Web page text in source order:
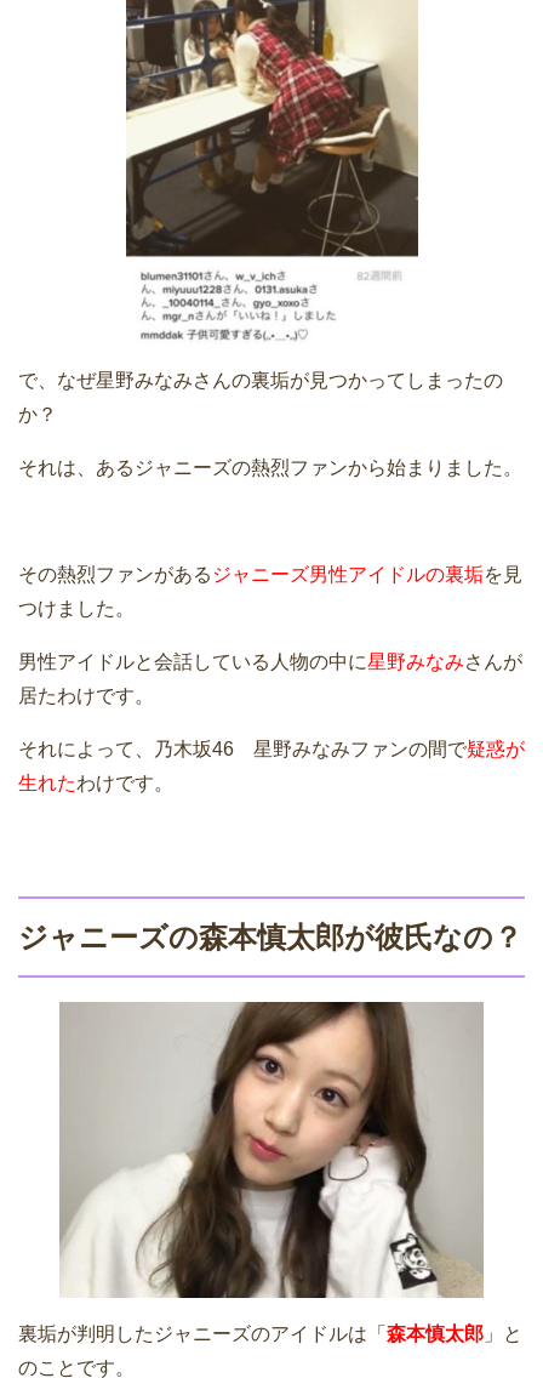
で、なぜ星野みなみさんの裏垢が見つかってしまったの
か？
それは、あるジャニーズの熱烈ファンから始まりました。
その熱烈ファンがある ジャニーズ男性アイドルの裏垢を見
つけました。
男性アイドルと会話している人物の中に星野みなみさんが
居たわけです。
それによって、乃木坂46 星野みなみファンの間で疑惑が
生れたわけです。
ジャニーズの森本慎太郎が彼氏なの？
裏垢が判明したジャニーズのアイドルは「 森本慎太郎 」と
のことです。